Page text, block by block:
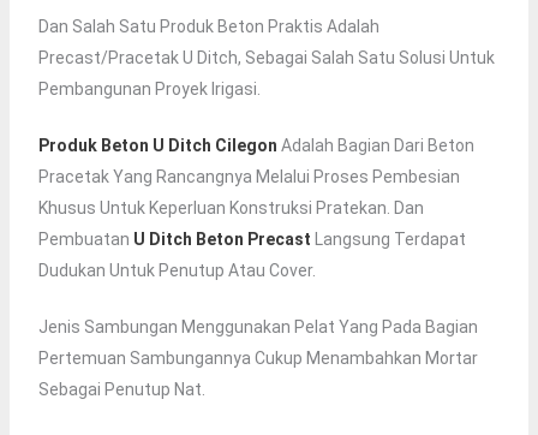
Dan Salah Satu Produk Beton Praktis Adalah
Precast/pracetak U Ditch, Sebagai Salah Satu Solusi Untuk
Pembangunan Proyek Irigasi.
Produk Beton U Ditch Cilegon Adalah Bagian Dari Beton
Pracetak Yang Rancangnya Melalui Proses Pembesian
Khusus Untuk Keperluan Konstruksi Pratekan. Dan
Pembuatan U Ditch Beton Precast Langsung Terdapat
Dudukan Untuk Penutup Atau Cover.
Jenis Sambungan Menggunakan Pelat Yang Pada Bagian
Pertemuan Sambungannya Cukup Menambahkan Mortar
Sebagai Penutup Nat.